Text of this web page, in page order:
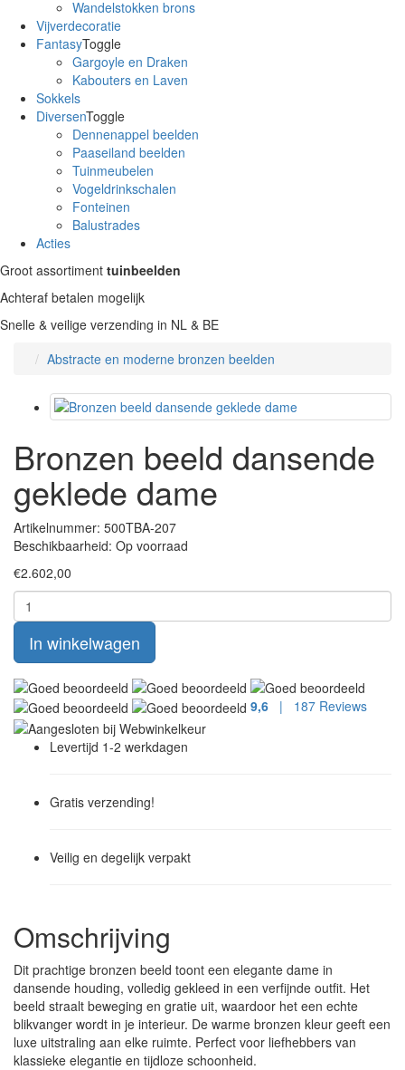
Wandelstokken brons
Vijverdecoratie
FantasyToggle
Gargoyle en Draken
Kabouters en Laven
Sokkels
DiversenToggle
Dennenappel beelden
Paaseiland beelden
Tuinmeubelen
Vogeldrinkschalen
Fonteinen
Balustrades
Acties
Groot assortiment tuinbeelden
Achteraf betalen mogelijk
Snelle & veilige verzending in NL & BE
Abstracte en moderne bronzen beelden
Bronzen beeld dansende
geklede dame
Artikelnummer: 500TBA-207
Beschikbaarheid: Op voorraad
€2.602,00
In winkelwagen
9,6 | 187 Reviews
Levertijd 1-2 werkdagen
Gratis verzending!
Veilig en degelijk verpakt
Omschrijving
Dit prachtige bronzen beeld toont een elegante dame in
dansende houding, volledig gekleed in een verfijnde outfit. Het
beeld straalt beweging en gratie uit, waardoor het een echte
blikvanger wordt in je interieur. De warme bronzen kleur geeft een
luxe uitstraling aan elke ruimte. Perfect voor liefhebbers van
klassieke elegantie en tijdloze schoonheid.